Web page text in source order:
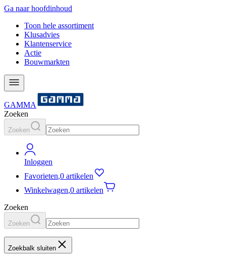
Ga naar hoofdinhoud
Toon hele assortiment
Klusadvies
Klantenservice
Actie
Bouwmarkten
GAMMA
Zoeken
Zoeken
Inloggen
Favorieten,0 artikelen
Winkelwagen,0 artikelen
Zoeken
Zoeken
Zoekbalk sluiten